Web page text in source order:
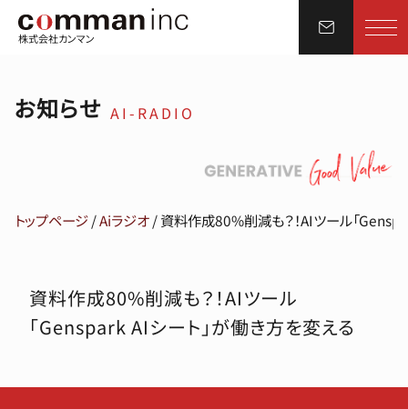
株式会社カンマン
お知らせ AI-RADIO
トップページ/Aiラジオ/資料作成80%削減も？！AIツール「
資料作成80%削減も？！AIツール
「Genspark AIシート」が働き方を変える